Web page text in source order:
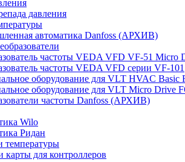
давления
автоматика Danfoss (АРХИВ)
частоты VEDA VFD VF-51 Micro
частоты VEDA VFD серии VF-101
оборудование для VLT HVAC Basic
оборудование для VLT Micro Drive
частоты Danfoss (АРХИВ)
Wilo
Ридан
температуры
для контроллеров